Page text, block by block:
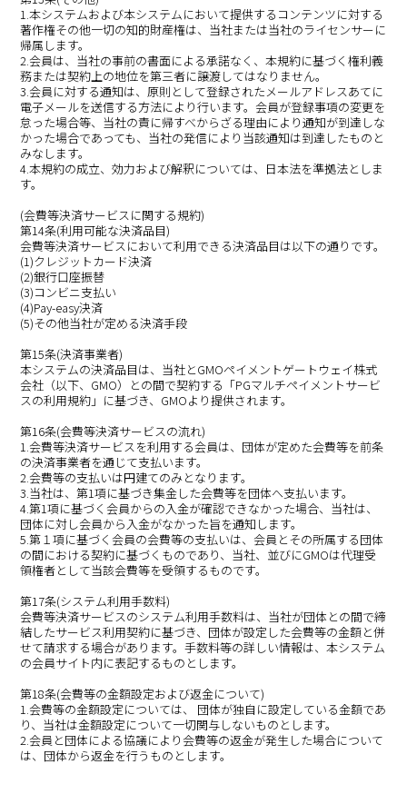
1.本システムおよび本システムにおいて提供するコンテンツに対する
著作権その他一切の知的財産権は、当社または当社のライセンサーに
帰属します。
2.会員は、当社の事前の書面による承諾なく、本規約に基づく権利義
務または契約上の地位を第三者に譲渡してはなりません。
3.会員に対する通知は、原則として登録されたメールアドレスあてに
電子メールを送信する方法により行います。会員が登録事項の変更を
怠った場合等、当社の責に帰すべからざる理由により通知が到達しな
かった場合であっても、当社の発信により当該通知は到達したものと
みなします。
4.本規約の成立、効力および解釈については、日本法を準拠法としま
す。
(会費等決済サービスに関する規約)
第14条(利用可能な決済品目)
会費等決済サービスにおいて利用できる決済品目は以下の通りです。
(1)クレジットカード決済
(2)銀行口座振替
(3)コンビニ支払い
(4)Pay-easy決済
(5)その他当社が定める決済手段
第15条(決済事業者)
本システムの決済品目は、当社とGMOペイメントゲートウェイ株式
会社（以下、GMO）との間で契約する「PGマルチペイメントサービ
スの利用規約」に基づき、GMOより提供されます。
第16条(会費等決済サービスの流れ)
1.会費等決済サービスを利用する会員は、団体が定めた会費等を前条
の決済事業者を通じて支払います。
2.会費等の支払いは円建てのみとなります。
3.当社は、第1項に基づき集金した会費等を団体へ支払います。
4.第1項に基づく会員からの入金が確認できなかった場合、当社は、
団体に対し会員から入金がなかった旨を通知します。
5.第１項に基づく会員の会費等の支払いは、会員とその所属する団体
の間における契約に基づくものであり、当社、並びにGMOは代理受
領権者として当該会費等を受領するものです。
第17条(システム利用手数料)
会費等決済サービスのシステム利用手数料は、当社が団体との間で締
結したサービス利用契約に基づき、団体が設定した会費等の金額と併
せて請求する場合があります。手数料等の詳しい情報は、本システム
の会員サイト内に表記するものとします。
第18条(会費等の金額設定および返金について)
1.会費等の金額設定については、 団体が独自に設定している金額であ
り、当社は金額設定について一切関与しないものとします。
2.会員と団体による協議により会費等の返金が発生した場合について
は、団体から返金を行うものとします。